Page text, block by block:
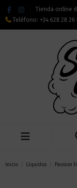
Tienda online
Teléfono: +34 628 28 26
Inicio Líquidos Passion